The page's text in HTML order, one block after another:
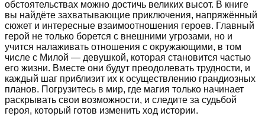
обстоятельствах можно достичь великих высот. В книге
вы найдёте захватывающие приключения, напряжённый
сюжет и интересные взаимоотношения героев. Главный
герой не только борется с внешними угрозами, но и
учится налаживать отношения с окружающими, в том
числе с Милой — девушкой, которая становится частью
его жизни. Вместе они будут преодолевать трудности, и
каждый шаг приблизит их к осуществлению грандиозных
планов. Погрузитесь в мир, где магия только начинает
раскрывать свои возможности, и следите за судьбой
героя, который готов изменить ход истории.